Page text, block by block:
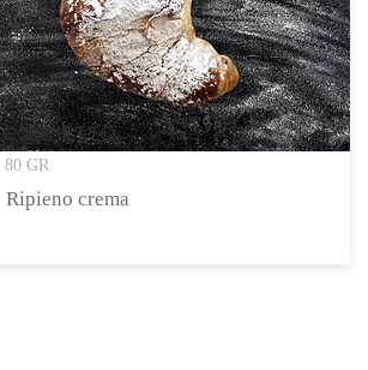
CORNETTO
80 GR
Ripieno crema